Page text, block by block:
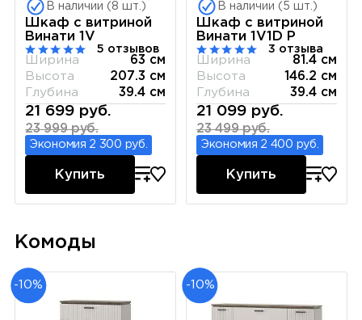
В наличии (8 шт.)
Шкаф с витриной
Винати 1V
5 отзывов
Ширина
63 см
Высота
207.3 см
Глубина
39.4 см
21 699 руб.
23 999 руб.
Экономия 2 300 руб.
Купить
В наличии (5 шт.)
Шкаф с витриной
Винати 1V1D P
3 отзыва
Ширина
81.4 см
Высота
146.2 см
Глубина
39.4 см
21 099 руб.
23 499 руб.
Экономия 2 400 руб.
Купить
Комоды
-10% -10%